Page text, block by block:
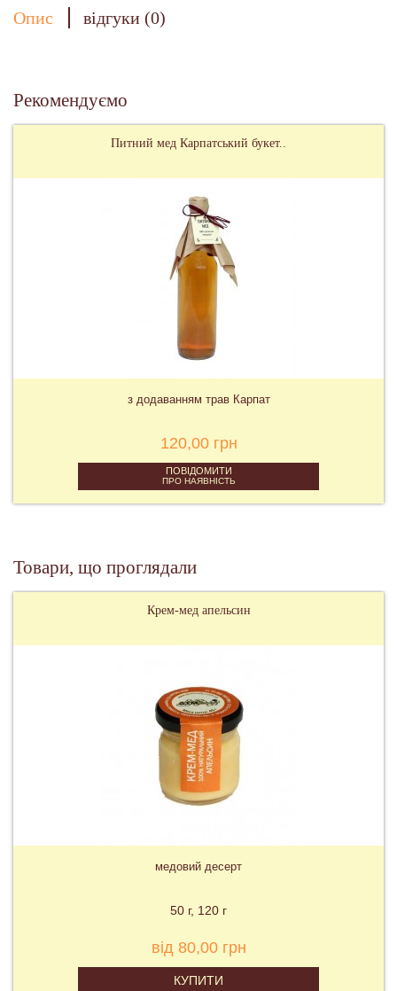
Опис відгуки (0)
Рекомендуємо
Питний мед Карпатський букет..
з додаванням трав Карпат
120,00 грн
ПОВІДОМИТИ
ПРО НАЯВНІСТЬ
Товари, що проглядали
Крем-мед апельсин
медовий десерт
50 г 120 г
від 80,00 грн
КУПИТИ